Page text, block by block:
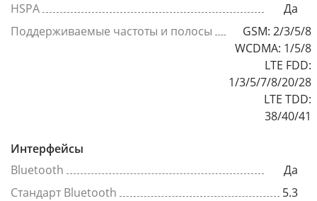
HSPA
Да
Поддерживаемые частоты и полосы
GSM: 2/3/5/8
WCDMA: 1/5/8
LTE FDD:
1/3/5/7/8/20/28
LTE TDD:
38/40/41
Интерфейсы
Bluetooth
Да
Стандарт Bluetooth
5.3